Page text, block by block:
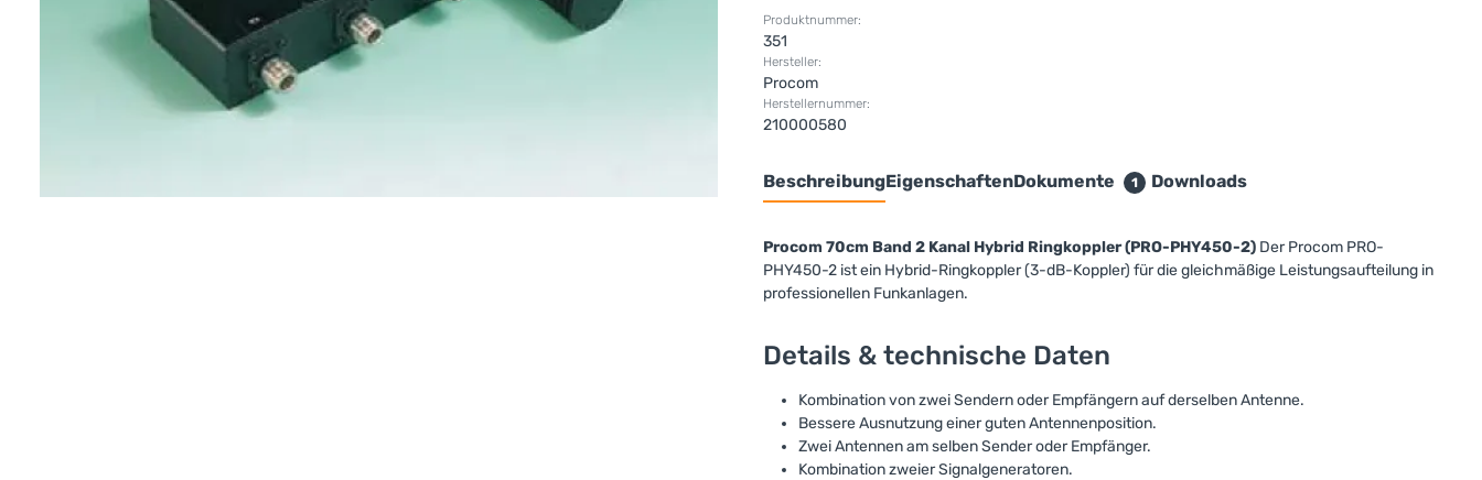
Produktnummer:
351
Hersteller:
Procom
Herstellernummer:
210000580
BeschreibungEigenschaftenDokumente 1 Downloads
Procom 70cm Band 2 Kanal Hybrid Ringkoppler (PRO-PHY450-2) Der Procom PRO-
PHY450-2 ist ein Hybrid-Ringkoppler (3-dB-Koppler) für die gleichmäßige Leistungsaufteilung in
professionellen Funkanlagen.
Details & technische Daten
Kombination von zwei Sendern oder Empfängern auf derselben Antenne.
Bessere Ausnutzung einer guten Antennenposition.
Zwei Antennen am selben Sender oder Empfänger.
Kombination zweier Signalgeneratoren.